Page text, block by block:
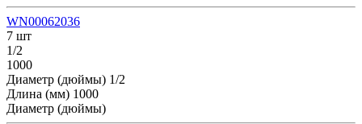
WN00062036
7 шт
1/2
1000
Диаметр (дюймы) 1/2
Длина (мм) 1000
Диаметр (дюймы)